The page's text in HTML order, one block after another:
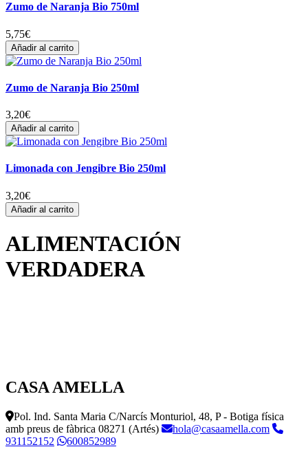
Zumo de Naranja Bio 750ml
5,75€
Añadir al carrito
Zumo de Naranja Bio 250ml
3,20€
Añadir al carrito
Limonada con Jengibre Bio 250ml
3,20€
Añadir al carrito
ALIMENTACIÓN
VERDADERA
CASA AMELLA
Pol. Ind. Santa Maria C/Narcís Monturiol, 48, P - Botiga física
amb preus de fàbrica 08271 (Artés)
hola@casaamella.com
931152152
600852989